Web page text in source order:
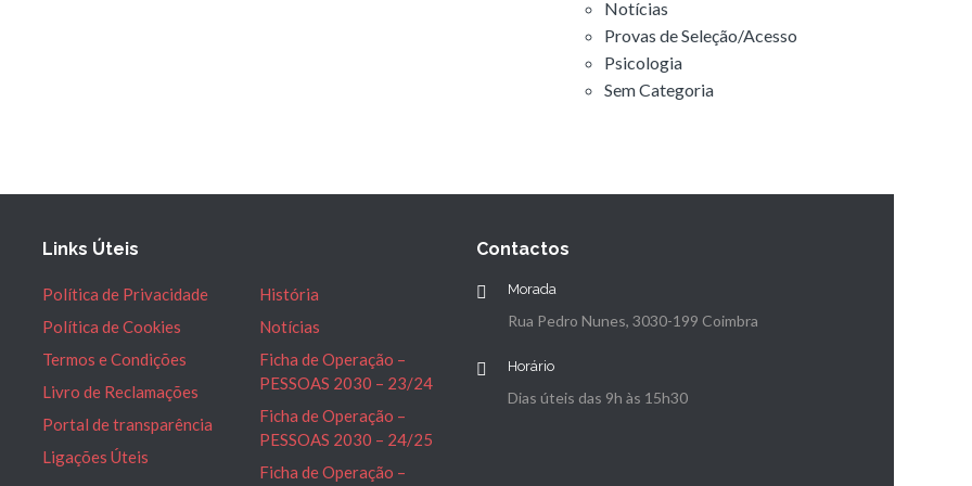
Notícias
Provas de Seleção/Acesso
Psicologia
Sem Categoria
Links Úteis
Política de Privacidade
Política de Cookies
Termos e Condições
Livro de Reclamações
Portal de transparência
Ligações Úteis
História
Notícias
Ficha de Operação –
PESSOAS 2030 – 23/24
Ficha de Operação –
PESSOAS 2030 – 24/25
Ficha de Operação –
Contactos
Morada
Rua Pedro Nunes, 3030-199 Coimbra
Horário
Dias úteis das 9h às 15h30